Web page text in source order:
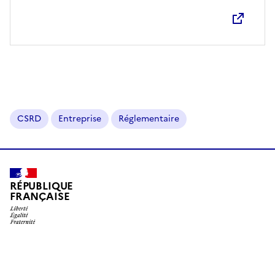
CSRD Entreprise Réglementaire
RÉPUBLIQUE
FRANÇAISE